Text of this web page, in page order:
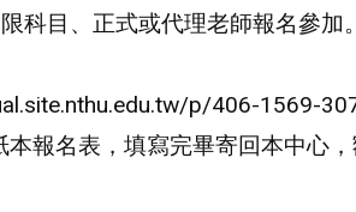
科目、正式或代理老師報名參加。
p/406-1569-
報名表，填寫完畢寄回本中心，